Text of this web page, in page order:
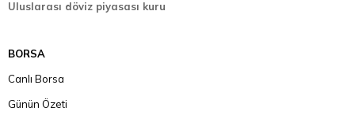
Uluslarası döviz piyasası kuru
BORSA
Canlı Borsa
Günün Özeti